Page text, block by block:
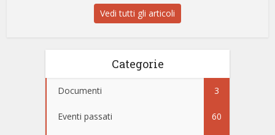
Vedi tutti gli articoli
Categorie
Documenti 3
Eventi passati 60